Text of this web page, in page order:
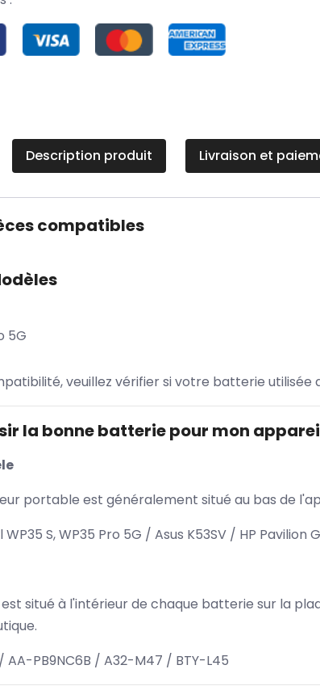
Description produit Livraison et
compatibles
5G
veuillez vérifier si votre batterie
la bonne batterie pour mon
portable est généralement situé au bas de
S, WP35 Pro 5G / Asus K53SV / HP Pavilion
situé à l'intérieur de chaque batterie sur la
PB9NC6B / A32-M47 / BTY-L45